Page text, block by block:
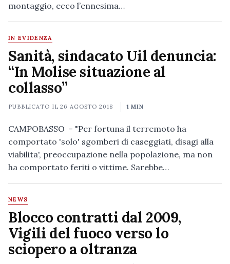
montaggio, ecco l’ennesima…
IN EVIDENZA
Sanità, sindacato Uil denuncia:
“In Molise situazione al
collasso”
PUBBLICATO IL26 AGOSTO 2018 1 MIN
CAMPOBASSO - "Per fortuna il terremoto ha
comportato 'solo' sgomberi di caseggiati, disagi alla
viabilita', preoccupazione nella popolazione, ma non
ha comportato feriti o vittime. Sarebbe…
NEWS
Blocco contratti dal 2009,
Vigili del fuoco verso lo
sciopero a oltranza